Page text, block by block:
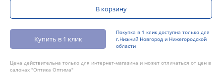
В корзину
Купить в 1 клик
Покупка в 1 клик доступна только для
г.Нижний Новгород и Нижегородской
области
Цена действительна только для интернет-магазина и может отличаться от цен в
салонах "Оптика Оптима"